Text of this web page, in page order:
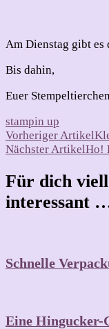
Am Dienstag gibt es
Bis dahin,
Euer
stampin up
Vorheriger Artikel
Nächster ArtikelHo!
Für dich
interessant
Schnelle
Eine